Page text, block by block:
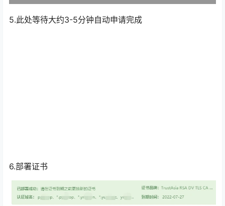
4.在已经安装好acme的轻量粘贴此代码回车